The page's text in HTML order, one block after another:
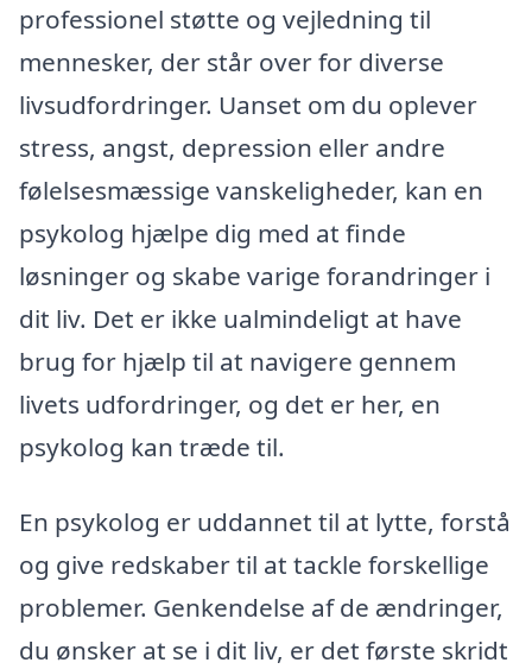
professionel støtte og vejledning til
mennesker, der står over for diverse
livsudfordringer. Uanset om du oplever
stress, angst, depression eller andre
følelsesmæssige vanskeligheder, kan en
psykolog hjælpe dig med at finde
løsninger og skabe varige forandringer i
dit liv. Det er ikke ualmindeligt at have
brug for hjælp til at navigere gennem
livets udfordringer, og det er her, en
psykolog kan træde til.
En psykolog er uddannet til at lytte, forstå
og give redskaber til at tackle forskellige
problemer. Genkendelse af de ændringer,
du ønsker at se i dit liv, er det første skridt